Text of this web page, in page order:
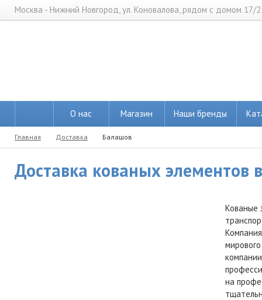
Москва - Нижний Новгород, ул. Коновалова, рядом с домом 17/2
О нас Магазин Наши бренды
Главная Доставка Балашов
Доставка кованых элементов
Кованые
на